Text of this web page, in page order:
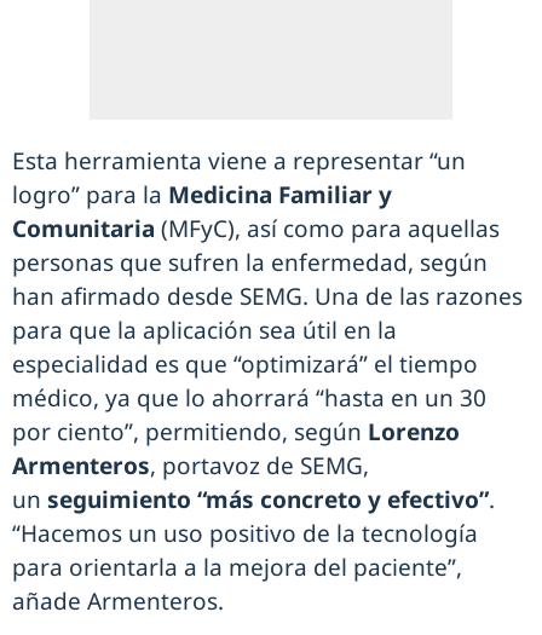
Esta herramienta viene a representar “un
logro” para la Medicina Familiar y
Comunitaria (MFyC), así como para aquellas
personas que sufren la enfermedad, según
han afirmado desde SEMG. Una de las razones
para que la aplicación sea útil en la
especialidad es que “optimizará” el tiempo
médico, ya que lo ahorrará “hasta en un 30
por ciento”, permitiendo, según Lorenzo
Armenteros, portavoz de SEMG,
un seguimiento “más concreto y efectivo”.
“Hacemos un uso positivo de la tecnología
para orientarla a la mejora del paciente”,
añade Armenteros.